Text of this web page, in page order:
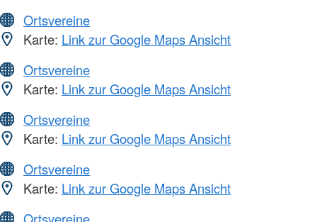
Ortsvereine
Karte: Link zur Google Maps Ansicht
Ortsvereine
Karte: Link zur Google Maps Ansicht
Ortsvereine
Karte: Link zur Google Maps Ansicht
Ortsvereine
Karte: Link zur Google Maps Ansicht